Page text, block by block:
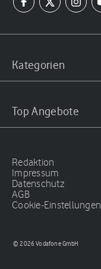
Kategorien
Top Angebote
Redaktion
Impressum
Datenschutz
AGB
Cookie-Einstellungen
© 2026 Vodafone GmbH